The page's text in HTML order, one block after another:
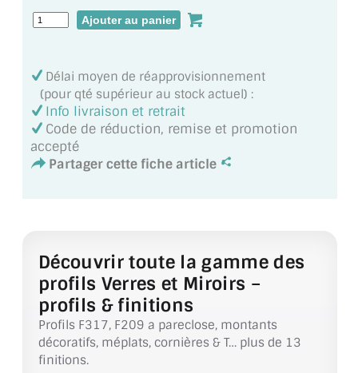
MIROIR POUR PORTE
MIROIR PAROI DE DOUCHE
MIROIR POUR SALLE DE SPORT
MIROIR POUR SALLE DE DANSE
VERRE SUR MESURE
VERRE EXTRACLAIR
VERRE TREMPÉ (SÉCURIT)
PAROI DE DOUCHE
Délai moyen de réapprovisionnement
(pour qté supérieur au stock actuel) :
Info livraison et retrait
Code de réduction, remise et promotion
accepté
Partager cette fiche article
Découvrir toute la gamme des
profils Verres et Miroirs –
profils & finitions
Profils F317, F209 a pareclose, montants
décoratifs, méplats, cornières & T… plus de 13
finitions.